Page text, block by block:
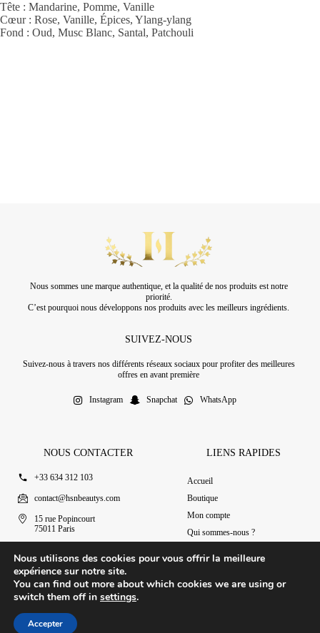
Tête : Mandarine, Pomme, Vanille
Cœur : Rose, Vanille, Épices, Ylang-ylang
Fond : Oud, Musc Blanc, Santal, Patchouli
Nous sommes une marque authentique, et la qualité de nos produits est notre
priorité.
C’est pourquoi nous développons nos produits avec les meilleurs ingrédients.
SUIVEZ-NOUS
Suivez-nous à travers nos différents réseaux sociaux pour profiter des meilleures
offres en avant première
Instagram Snapchat WhatsApp
NOUS CONTACTER
+33 634 312 103
contact@hsnbeautys.com
15 rue Popincourt
75011 Paris
LIENS RAPIDES
Accueil
Boutique
Mon compte
Qui sommes-nous ?
Nous utilisons des cookies pour vous offrir la meilleure
expérience sur notre site.
You can find out more about which cookies we are using or
switch them off in settings.
Accepter
Accueil